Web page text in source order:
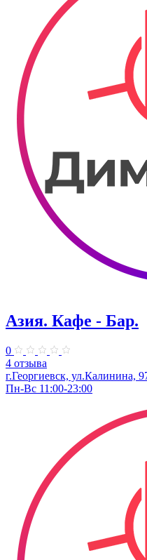
Азия. Кафе - Бар.
0
4 отзыва
г.Георгиевск, ул.Калинина,
Пн-Вс 11:00-23:00